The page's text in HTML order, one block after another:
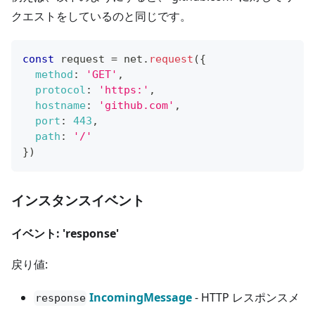
クエストをしているのと同じです。
const request = net . request ({
method : 'GET' ,
protocol : 'https:' ,
hostname: 'github.com' ,
port : 443 ,
path :
'/'
})
インスタンスイベント
イベント: 'response'
戻り値:
response IncomingMessage- HTTP レスポンスメ